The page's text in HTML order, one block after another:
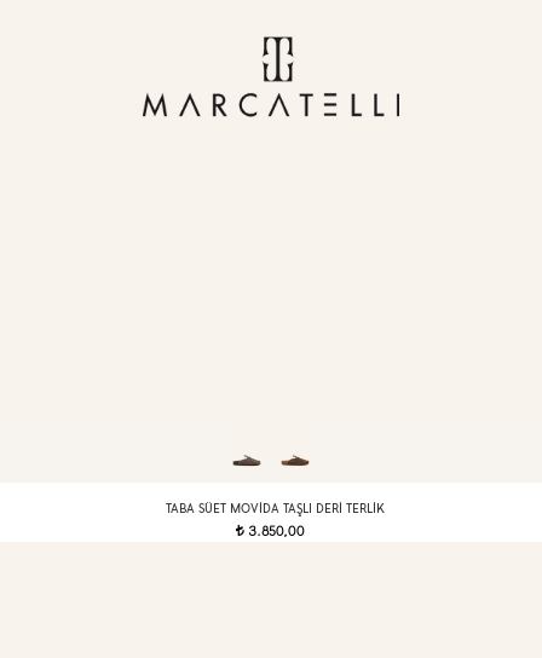
TABA SÜET MOVIDA TAŞLI DERI TERLIK
t3.850,00